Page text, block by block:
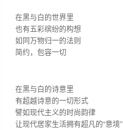
在黑与白的世界里
也有五彩缤纷的构想
如同万物归一的法则
简约，包容一切
在黑与白的诗意里
有超越诗意的一切形式
譬如现代主义的时尚韵律
让现代居家生活拥有超凡的“意境”